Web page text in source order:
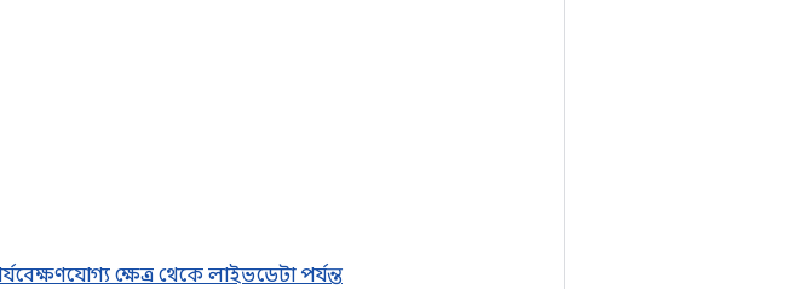
ক্ষেত্র থেকে লাইভডেটা পর্যন্ত